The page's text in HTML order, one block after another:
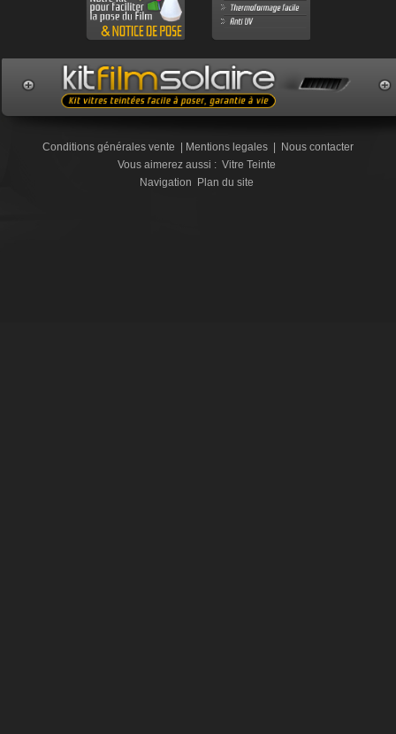
Conditions générales vente | Mentions legales | Nous contacter
Vous aimerez aussi : Vitre Teinte
Navigation Plan du site